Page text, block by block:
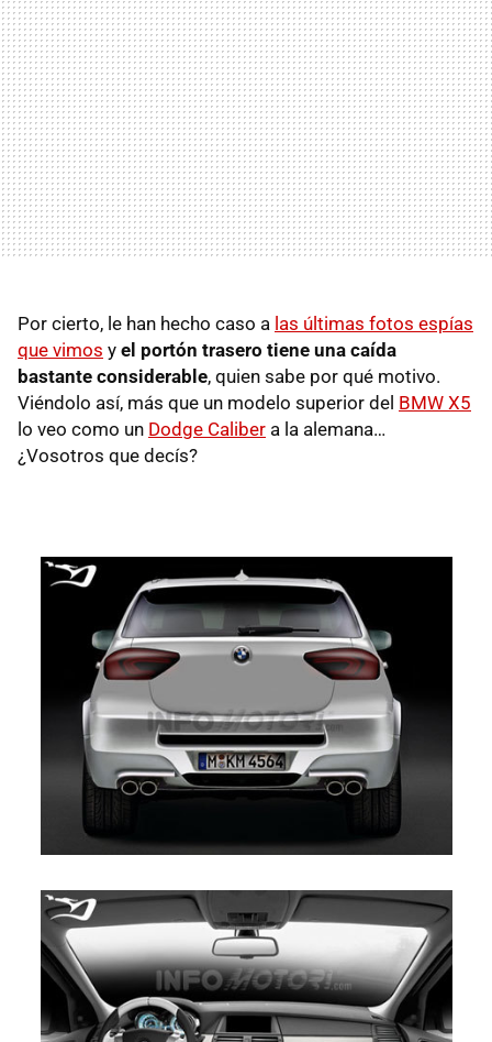
Por cierto, le han hecho caso a las últimas fotos espías
que vimos y el portón trasero tiene una caída
bastante considerable, quien sabe por qué motivo.
Viéndolo así, más que un modelo superior del BMW X5
lo veo como un Dodge Caliber a la alemana…
¿Vosotros que decís?